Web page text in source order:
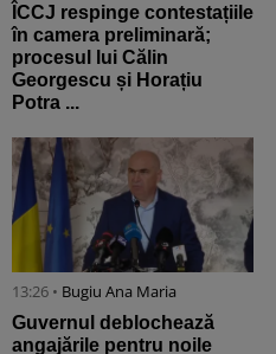
ÎCCJ respinge contestațiile
în camera preliminară;
procesul lui Călin
Georgescu și Horațiu
Potra ...
13:26 • Bugiu ⁠Ana Maria
Guvernul deblochează
angajările pentru noile